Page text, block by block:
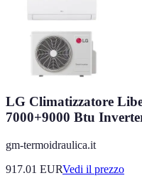
LG Climatizzatore
7000+9000 Btu
gm-termoidraulica.it
917.01 EURVedi il prezzo